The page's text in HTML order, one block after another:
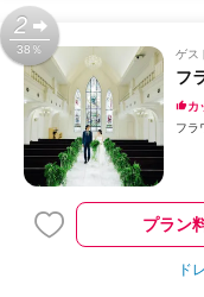
2
38％ ゲス
フ
カ
フラ
プラン
ド